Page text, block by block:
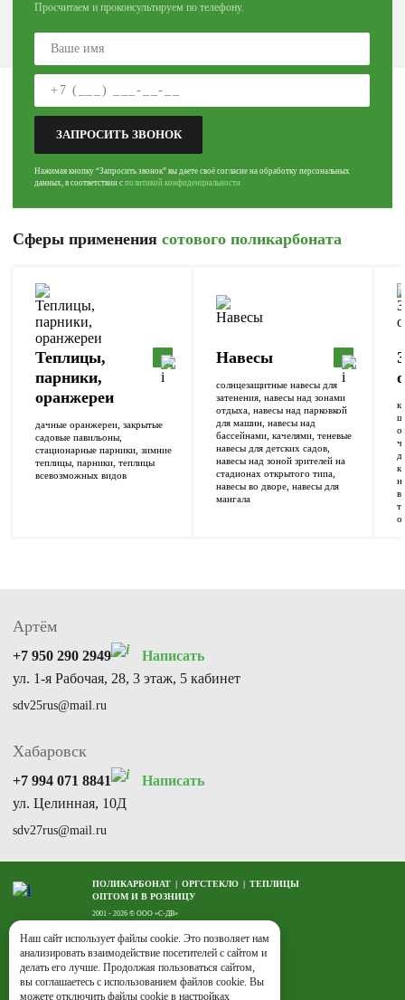
Просчитаем и проконсультируем по телефону.
ЗАПРОСИТЬ ЗВОНОК
Нажимая кнопку “Запросить звонок” вы даете своё согласие на обработку персональных
данных, в соответствии с политикой конфиденциальности
Cферы применения сотового поликарбоната
Теплицы,
парники,
оранжереи
дачные оранжереи, закрытые
садовые павильоны,
стационарные парники, зимние
теплицы, парники, теплицы
всевозможных видов
Навесы
солнцезащитные навесы для
затенения, навесы над зонами
отдыха, навесы над парковкой
для машин, навесы над
бассейнами, качелями, теневые
навесы для детских садов,
навесы над зоной зрителей на
стадионах открытого типа,
навесы во дворе, навесы для
мангала
в
Артём
+7 950 290 2949
Написать
ул. 1-я Рабочая, 28, 3 этаж, 5 кабинет
sdv25rus@mail.ru
Хабаровск
+7 994 071 8841
Написать
ул. Целинная, 10Д
sdv27rus@mail.ru
ПОЛИКАРБОНАТ ОРГСТЕКЛО
ТЕПЛИЦЫ
ОПТОМ И В РОЗНИЦУ
2001 - 2026 © ООО «С-ДВ»
Копирование материалов с сайта запрещено.
Сделано в России
Наш сайт использует файлы cookie. Это позволяет нам
анализировать взаимодействие посетителей с сайтом и
делать его лучше. Продолжая пользоваться сайтом,
вы соглашаетесь с использованием файлов cookie. Вы
можете отключить файлы cookie в настройках